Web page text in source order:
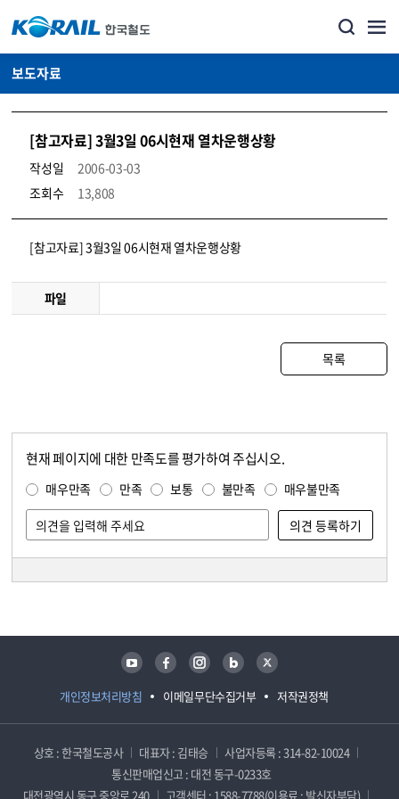
보도자료
[참고자료] 3월3일 06시현재 열차운행상황
작성일
2006-03-03
조회수
13,808
뉴스·홍보_보도자료 상세보기 – 내용, 파일, 담당자 연락처로 구성
[참고자료] 3월3일 06시현재 열차운행상황
파일
목록
현재 페이지에 대한 만족도를 평가하여 주십시오.
매우만족 만족 보통 불만족 매우불만족
개인정보처리방침 이메일무단수집거부 저작권정책
유튜브 페이스북 인스타그램 블로그 트위터
상호 : 한국철도공사 대표자 : 김태승
사업자등록 : 314-82-10024
통신판매업신고 : 대전 동구-0233호
대전광역시 동구 중앙로 240
고객센터 : 1588-7788(이용료 : 발신자부담)